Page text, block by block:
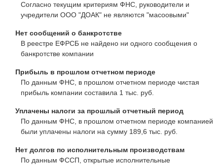
Согласно текущим критериям ФНС, руководители и
учредители ООО "ДОАК" не являются "масоовыми"
Нет сообщений о банкротстве
В реестре ЕФРСБ не найдено ни одного сообщения о
банкротстве компании
Прибыль в прошлом отчетном периоде
По данным ФНС, в прошлом отчетном периоде чистая
прибыль компании составила 1 тыс. руб.
Уплачены налоги за прошлый отчетный период
По данным ФНС, в прошлом отчетном периоде компанией
были уплачены налоги на сумму 189,6 тыс. руб.
Нет долгов по исполнительным производствам
По данным ФССП, открытые исполнительные